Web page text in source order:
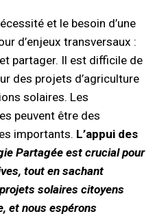
et le besoin d’une
d’enjeux transversaux :
partager. Il est difficile de
des projets d’agriculture
solaires. Les
peuvent être des
importants. L’appui des
Partagée est crucial pour
tout en sachant
solaires citoyens
et nous espérons